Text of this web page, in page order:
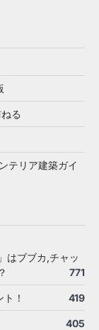
る
テリア建築ガイ
はブブカ,チャッ
771
！ 419
405